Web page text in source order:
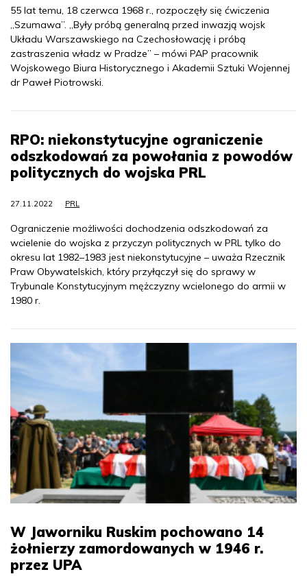
55 lat temu, 18 czerwca 1968 r., rozpoczęły się ćwiczenia
„Szumawa”. „Były próbą generalną przed inwazją wojsk
Układu Warszawskiego na Czechosłowację i próbą
zastraszenia władz w Pradze” – mówi PAP pracownik
Wojskowego Biura Historycznego i Akademii Sztuki Wojennej
dr Paweł Piotrowski.
RPO: niekonstytucyjne ograniczenie
odszkodowań za powołania z powodów
politycznych do wojska PRL
27.11.2022 PRL
Ograniczenie możliwości dochodzenia odszkodowań za
wcielenie do wojska z przyczyn politycznych w PRL tylko do
okresu lat 1982–1983 jest niekonstytucyjne – uważa Rzecznik
Praw Obywatelskich, który przyłączył się do sprawy w
Trybunale Konstytucyjnym mężczyzny wcielonego do armii w
1980 r.
W Jaworniku Ruskim pochowano 14
żołnierzy zamordowanych w 1946 r.
przez UPA